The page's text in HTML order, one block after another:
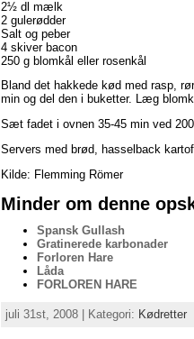
2½ dl mælk
2 gulerødder
Salt og peber
4 skiver bacon
250 g blomkål eller rosenkål
Bland det hakkede kød med rasp,
min og del den i buketter. Læg
Sæt fadet i ovnen 35-45 min ved
Servers med brød, hasselback
Kilde: Flemming Römer
Minder om denne
Spansk Gullash
Gratinerede karbonader
Forloren Hare
Låda
FORLOREN HARE
juli 31st, 2008 | Kategori: Kødretter